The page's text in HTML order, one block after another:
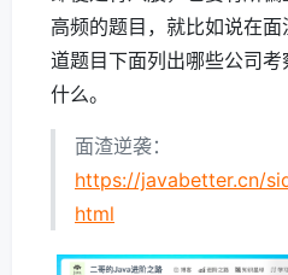
高频的题目，就比如说在
道题目下面列出哪些公司
什么。
面渣逆袭：
https://javabetter.cn/
html